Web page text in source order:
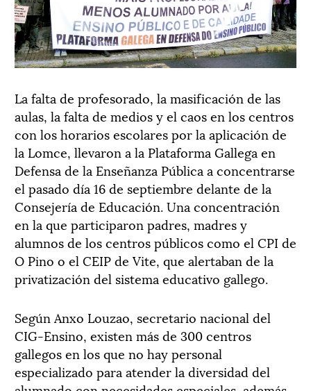
La falta de profesorado, la masificación de las
aulas, la falta de medios y el caos en los centros
con los horarios escolares por la aplicación de
la Lomce, llevaron a la Plataforma Gallega en
Defensa de la Enseñanza Pública a concentrarse
el pasado día 16 de septiembre delante de la
Consejería de Educación. Una concentración
en la que participaron padres, madres y
alumnos de los centros públicos como el CPI de
O Pino o el CEIP de Vite, que alertaban de la
privatización del sistema educativo gallego.
Según Anxo Louzao, secretario nacional del
CIG-Ensino, existen más de 300 centros
gallegos en los que no hay personal
especializado para atender la diversidad del